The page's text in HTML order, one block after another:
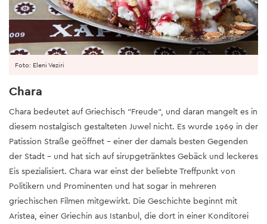
Foto: Eleni Veziri
Chara
Chara bedeutet auf Griechisch “Freude“, und daran mangelt es in
diesem nostalgisch gestalteten Juwel nicht. Es wurde 1969 in der
Patission Straße geöffnet - einer der damals besten Gegenden
der Stadt - und hat sich auf sirupgetränktes Gebäck und leckeres
Eis spezialisiert. Chara war einst der beliebte Treffpunkt von
Politikern und Prominenten und hat sogar in mehreren
griechischen Filmen mitgewirkt. Die Geschichte beginnt mit
Aristea, einer Griechin aus Istanbul, die dort in einer Konditorei